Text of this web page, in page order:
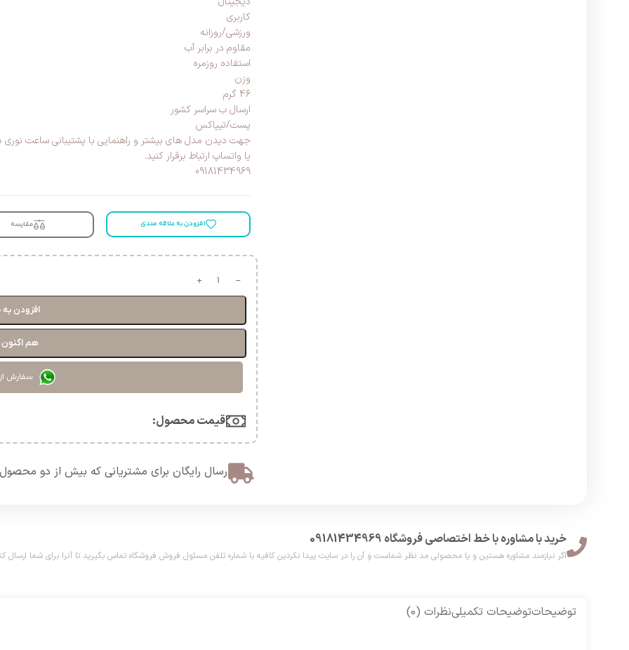
کاربری
ورزشی/روزانه
مقاوم در برابر آب
استفاده روزمره
وزن
46 گرم
ارسال ب سراسر کشور
پست/تیپاکس
جهت دیدن مدل های بیشتر و راهنمایی با پشتیبانی ساعت نوری
یا واتساپ ارتباط برقرار کنید.
09181434969
افزودن به علاقه مندی مقایسه
افزودن
هم اکنون
سفارش
قیمت محصول:​
ارسال رایگان برای مشتریانی که بیش از دو
خرید با مشاوره با خط اختصاصی فروشگاه 09181434969
اگر نیازمند مشاوره هستین و یا محصولی مد نظر شماست و آن را در سایت پیدا نکردین کافیه با شماره تلفن مسئول فروش فروشگاه تماس بگیرید تا آنرا برای شما ارسال کنیم. تلفن
توضیحاتتوضیحات تکمیلینظرات (0)